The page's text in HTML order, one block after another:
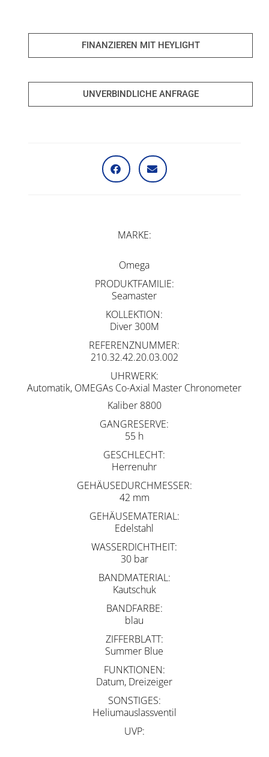
FINANZIEREN MIT HEYLIGHT
UNVERBINDLICHE ANFRAGE
MARKE
Omega
PRODUKTFAMILIE
Seamaster
KOLLEKTION
Diver 300M
REFERENZNUMMER
210.32.42.20.03.002
UHRWERK
Automatik, OMEGAs Co-Axial Master Chronometer
Kaliber 8800
GANGRESERVE
55 h
GESCHLECHT
Herrenuhr
GEHÄUSEDURCHMESSER
42 mm
GEHÄUSEMATERIAL
Edelstahl
WASSERDICHTHEIT
30 bar
BANDMATERIAL
Kautschuk
BANDFARBE
blau
ZIFFERBLATT
Summer Blue
FUNKTIONEN
Datum, Dreizeiger
SONSTIGES
Heliumauslassventil
UVP